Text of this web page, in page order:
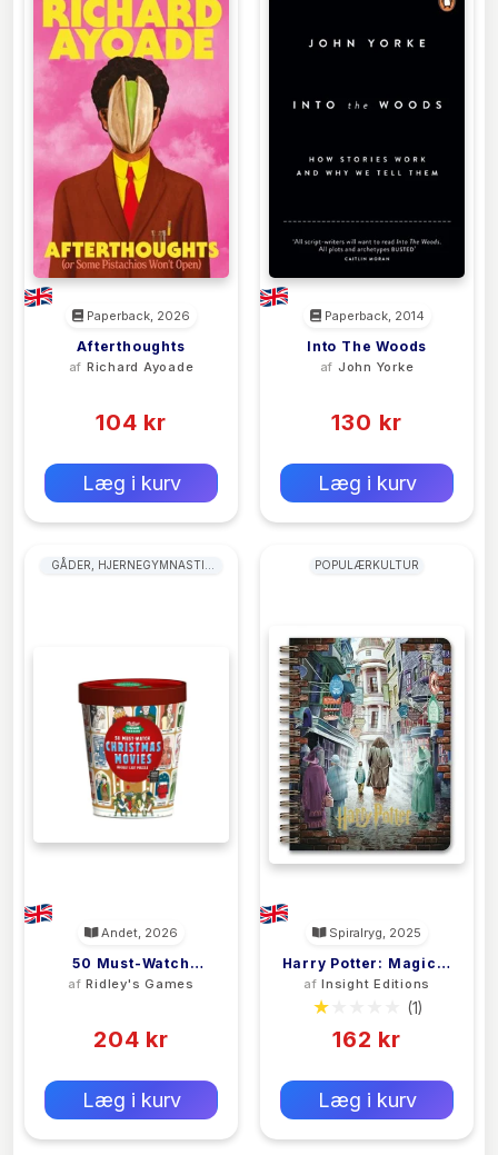
Paperback, 2026
Afterthoughts
af Richard Ayoade
104 kr
Læg i kurv
Paperback, 2014
Into The Woods
af John Yorke
130 kr
Læg i kurv
GÅDER, HJERNEGYMNASTIK
Andet, 2026
50 Must-Watch
Christmas Movies
Piece Jigsaw Puzzle
afRidley's Games
204 kr
Læg i kurv
POPULÆRKULTUR
Spiralryg, 2025
Harry Potter: Magical
Places 12-Month
Undated Planner
afInsight Editions
(1)
162 kr
Læg i kurv